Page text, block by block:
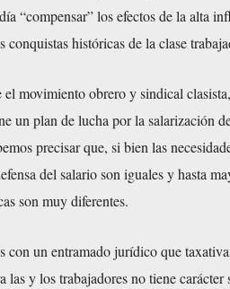
“compensar” los efectos de la alta
conquistas históricas de la clase
el movimiento obrero y sindical
un plan de lucha por la salarización
precisar que, si bien las
del salario son iguales y hasta
son muy diferentes.
con un entramado jurídico que
las y los trabajadores no tiene